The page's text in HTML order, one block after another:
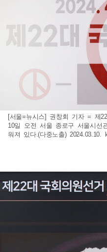
[서울=뉴시스] 권창회 기자 = 제
10일 오전 서울 종로구 서울시선
워져 있다.(다중노출) 2024.03.10.